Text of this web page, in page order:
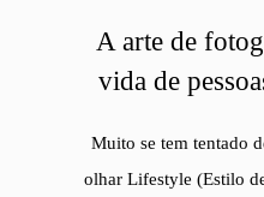
A arte de
vida de
Muito se tem tentado
olhar Lifestyle (Estilo